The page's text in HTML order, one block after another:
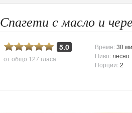
Спагети с масло и
5.0
от общо 127 гласа
Време:30
Ниво: лесно
Порции:2